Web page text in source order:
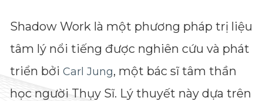
Shadow Work là một phương pháp trị liệu
tâm lý nổi tiếng được nghiên cứu và phát
triển bởiCarl Jung, một bác sĩ tâm thần
học người Thụy Sĩ. Lý thuyết này dựa trên